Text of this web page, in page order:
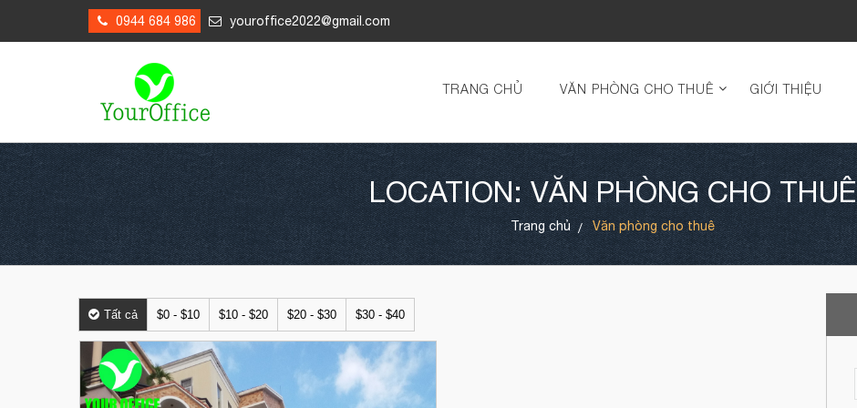
0944 684 986 youroffice2022@gmail.com
TRANG CHỦ VĂN PHÒNG CHO THUÊ GIỚI THIỆU
LOCATION: VĂN PHÒNG CHO THUÊ
Trang chủ Văn phòng cho thuê
Tất cả $0 - $10 $10 - $20 $20 - $30 $30 - $40